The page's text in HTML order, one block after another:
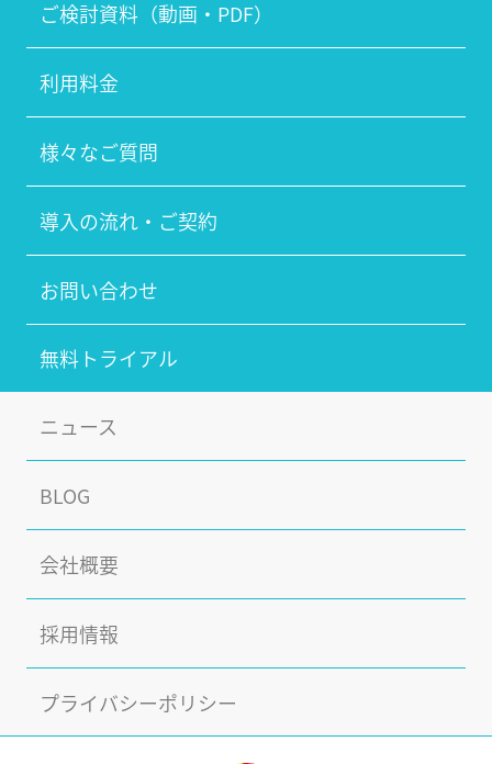
ご検討資料（動画・PDF）
利用料金
様々なご質問
導入の流れ・ご契約
お問い合わせ
無料トライアル
ニュース
BLOG
会社概要
採用情報
プライバシーポリシー